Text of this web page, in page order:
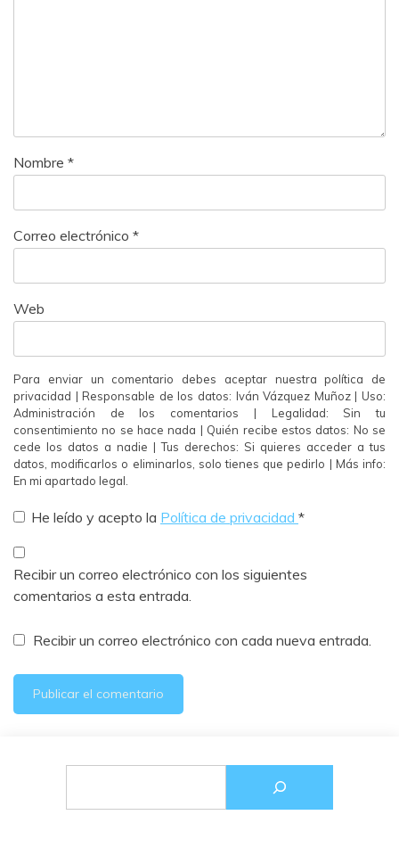
Nombre *
Correo electrónico *
Web
Para enviar un comentario debes aceptar nuestra política de
privacidad | Responsable de los datos: Iván Vázquez Muñoz | Uso:
Administración de los comentarios | Legalidad: Sin tu
consentimiento no se hace nada | Quién recibe estos datos: No se
cede los datos a nadie | Tus derechos: Si quieres acceder a tus
datos, modificarlos o eliminarlos, solo tienes que pedirlo | Más info:
En mi apartado legal.
He leído y acepto la Política de privacidad *
Recibir un correo electrónico con los siguientes
comentarios a esta entrada.
Recibir un correo electrónico con cada nueva entrada.